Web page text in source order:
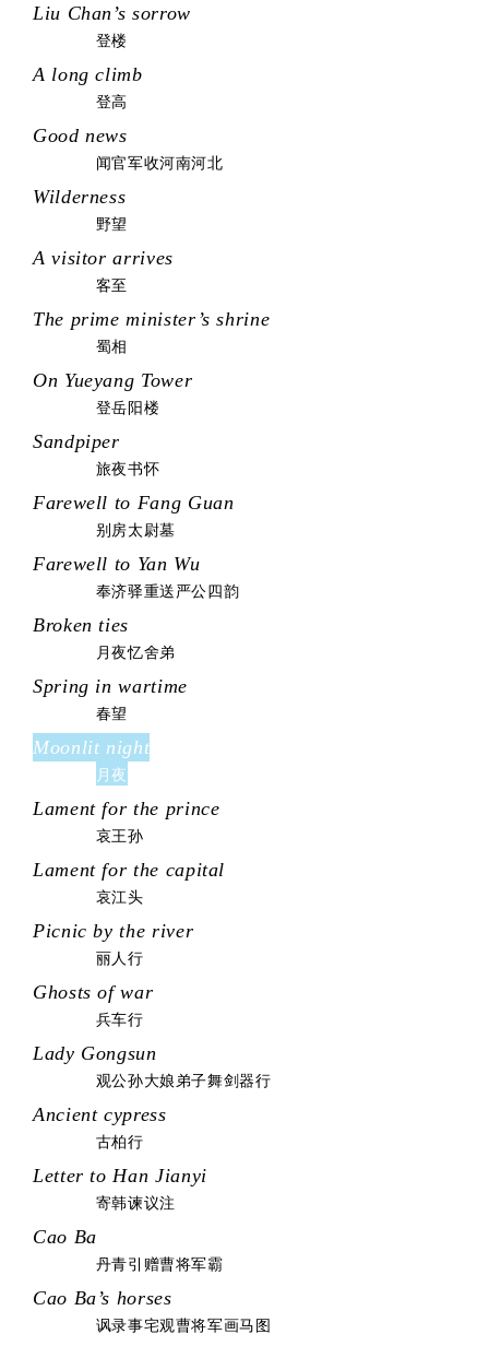
Liu Chan’s sorrow
登楼
A long climb
登高
Good news
闻官军收河南河北
Wilderness
野望
A visitor arrives
客至
The prime minister’s shrine
蜀相
On Yueyang Tower
登岳阳楼
Sandpiper
旅夜书怀
Farewell to Fang Guan
别房太尉墓
Farewell to Yan Wu
奉济驿重送严公四韵
Broken ties
月夜忆舍弟
Spring in wartime
春望
Moonlit night
月夜
Lament for the prince
哀王孙
Lament for the capital
哀江头
Picnic by the river
丽人行
Ghosts of war
兵车行
Lady Gongsun
观公孙大娘弟子舞剑器行
Ancient cypress
古柏行
Letter to Han Jianyi
寄韩谏议注
Cao Ba
丹青引赠曹将军霸
Cao Ba’s horses
讽录事宅观曹将军画马图